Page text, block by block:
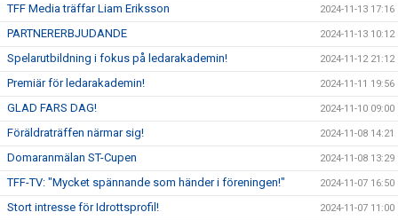
TFF Media träffar Liam Eriksson 2024-11-13 17:16
PARTNERERBJUDANDE 2024-11-13 10:12
Spelarutbildning i fokus på ledarakademin! 2024-11-12 21:12
Premiär för ledarakademin! 2024-11-11 19:56
GLAD FARS DAG! 2024-11-10 09:00
Föräldraträffen närmar sig! 2024-11-08 14:21
Domaranmälan ST-Cupen 2024-11-08 13:29
TFF-TV: "Mycket spännande som händer i föreningen!" 2024-11-07 16:50
Stort intresse för Idrottsprofil! 2024-11-07 11:00